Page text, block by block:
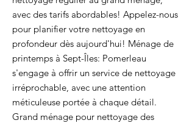
avec des tarifs abordables! Appelez-nous
pour planifier votre nettoyage en
profondeur dès aujourd'hui! Ménage de
printemps à Sept-Îles: Pomerleau
s'engage à offrir un service de nettoyage
irréprochable, avec une attention
méticuleuse portée à chaque détail.
Grand ménage pour nettoyage des